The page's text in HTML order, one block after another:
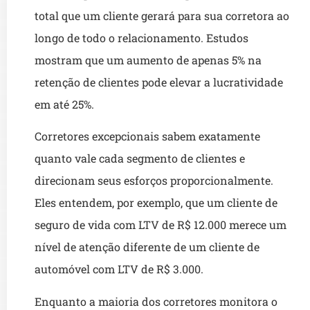
total que um cliente gerará para sua corretora ao
longo de todo o relacionamento. Estudos
mostram que um aumento de apenas 5% na
retenção de clientes pode elevar a lucratividade
em até 25%.
Corretores excepcionais sabem exatamente
quanto vale cada segmento de clientes e
direcionam seus esforços proporcionalmente.
Eles entendem, por exemplo, que um cliente de
seguro de vida com LTV de R$ 12.000 merece um
nível de atenção diferente de um cliente de
automóvel com LTV de R$ 3.000.
Enquanto a maioria dos corretores monitora o